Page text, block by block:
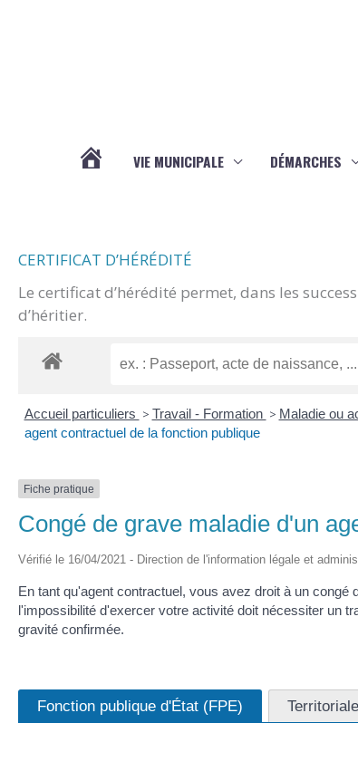
VIE MUNICIPALE DÉMARCHES
CERTIFICAT D’HÉRÉDITÉ
Le certificat d’hérédité permet, dans les
d’héritier.
Accueil particuliers > Travail - Formation > Maladie ou
agent contractuel de la fonction publique
Fiche pratique
Congé de grave maladie d'un
Vérifié le 16/04/2021 - Direction de l'information légale et
En tant qu'agent contractuel, vous avez droit à un
l'impossibilité d'exercer votre activité doit nécessiter un
gravité confirmée.
Fonction publique d'État (FPE)